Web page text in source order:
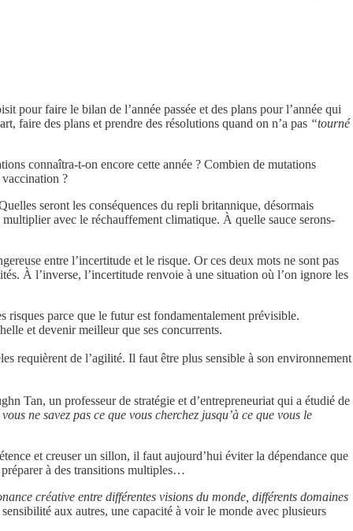
pour faire le bilan de l’année passée et des plans pour l’année qui
faire des plans et prendre des résolutions quand on n’a pas “tourné
connaîtra-t-on encore cette année ? Combien de mutations
vaccination ?
seront les conséquences du repli britannique, désormais
avec le réchauffement climatique. À quelle sauce serons-
entre l’incertitude et le risque. Or ces deux mots ne sont pas
À l’inverse, l’incertitude renvoie à une situation où l’on ignore les
risques parce que le futur est fondamentalement prévisible.
et devenir meilleur que ses concurrents.
requièrent de l’agilité. Il faut être plus sensible à son environnement
Tan, un professeur de stratégie et d’entrepreneuriat qui a étudié de
ne savez pas ce que vous cherchez jusqu’à ce que vous le
et creuser un sillon, il faut aujourd’hui éviter la dépendance que
préparer à des transitions multiples…
créative entre différentes visions du monde, différents domaines
aux autres, une capacité à voir le monde avec plusieurs